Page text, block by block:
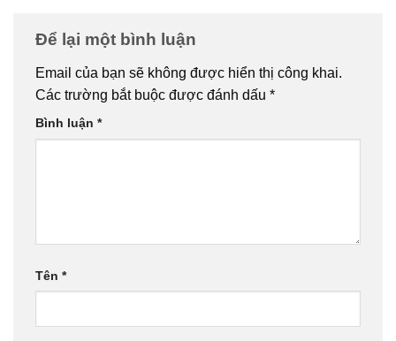
Để lại một bình luận
Email của bạn sẽ không được hiển thị công khai.
Các trường bắt buộc được đánh dấu *
Bình luận *
Tên *